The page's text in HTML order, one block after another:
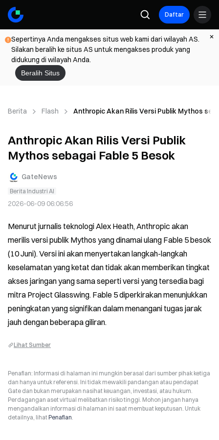
Daftar
Sepertinya Anda mengakses situs web kami dari wilayah AS.
Silakan beralih ke situs AS untuk mengakses produk yang
didukung di wilayah Anda.
Beralih Situs
Berita Flash Anthropic Akan Rilis Versi Publik Mythos
Anthropic Akan Rilis Versi Publik
Mythos sebagai Fable 5 Besok
GateNews
Berita Industri AI
2026-06-09 06:06:56
Menurut jurnalis teknologi Alex Heath, Anthropic akan
merilis versi publik Mythos yang dinamai ulang Fable 5 besok
(10 Juni). Versi ini akan menyertakan langkah-langkah
keselamatan yang ketat dan tidak akan memberikan tingkat
akses jaringan yang sama seperti versi yang tersedia bagi
mitra Project Glasswing. Fable 5 diperkirakan menunjukkan
peningkatan yang signifikan dalam menangani tugas jarak
jauh dengan beberapa giliran.
Lihat Sumber
Penafian: Informasi di halaman ini mungkin berasal dari sumber pihak ketiga
dan hanya untuk referensi. Ini tidak mewakili pandangan atau pendapat
Gate dan bukan merupakan nasihat keuangan, investasi, atau hukum.
Perdagangan aset virtual melibatkan risiko tinggi. Mohon jangan hanya
mengandalkan informasi di halaman ini saat membuat keputusan. Untuk
detailnya, lihatPenafian.